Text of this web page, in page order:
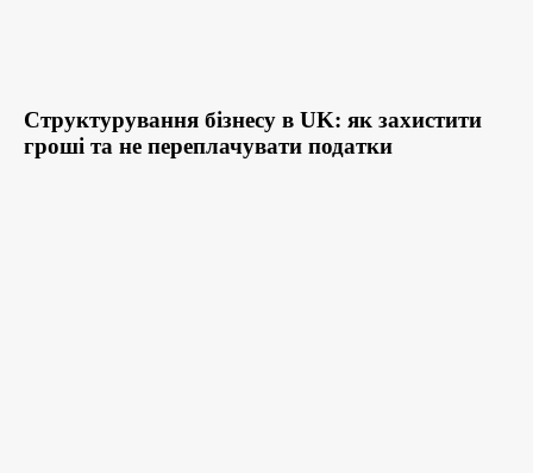
Структурування бізнесу в UK: як захистити
гроші та не переплачувати податки